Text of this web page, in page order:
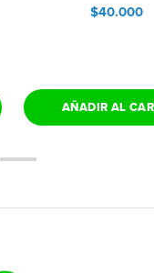
$40.000
AÑADIR AL